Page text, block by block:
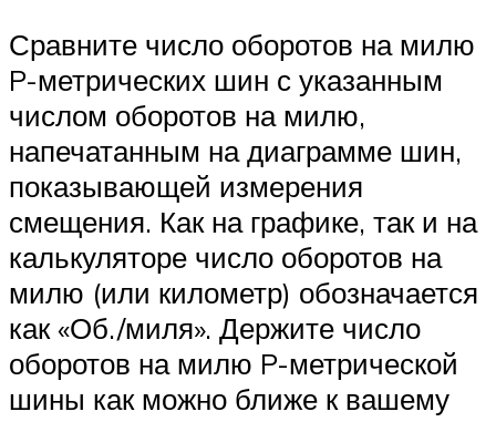
Сравните число оборотов на милю
P-метрических шин с указанным
числом оборотов на милю,
напечатанным на диаграмме шин,
показывающей измерения
смещения. Как на графике, так и на
калькуляторе число оборотов на
милю (или километр) обозначается
как «Об./миля». Держите число
оборотов на милю P-метрической
шины как можно ближе к вашему